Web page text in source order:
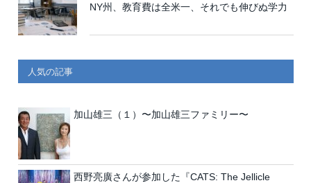
NY州、教育費は全米一、それでも伸びぬ学力
人気の記事
加山雄三（１）〜加山雄三ファミリー〜
西野亮廣さんが参加した『CATS: The Jellicle